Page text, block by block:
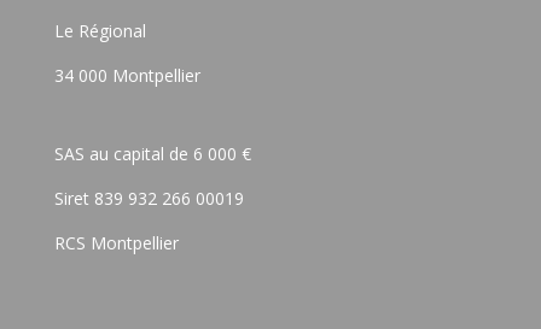
Le Régional
34 000 Montpellier
SAS au capital de 6 000 €
Siret 839 932 266 00019
RCS Montpellier